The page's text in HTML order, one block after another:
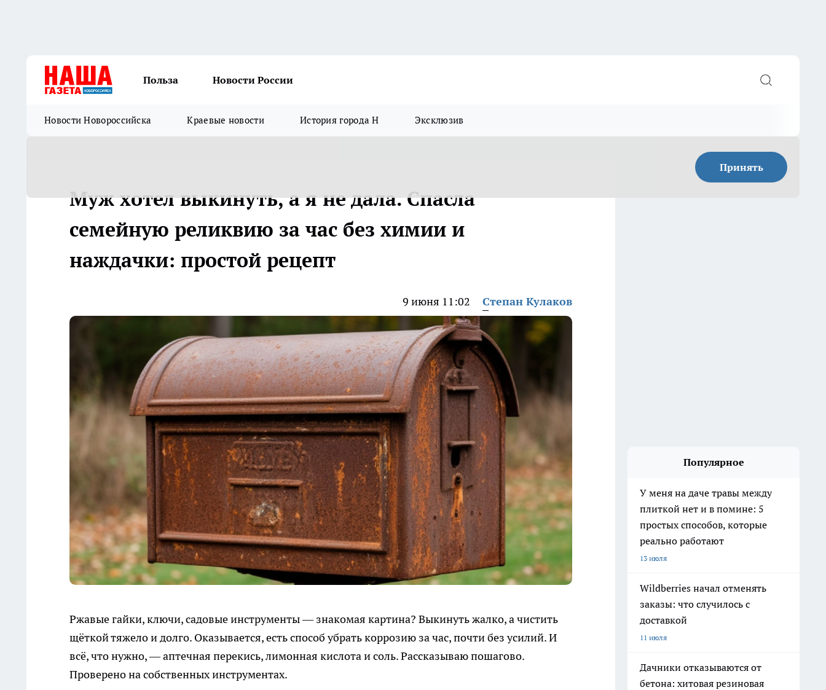
Польза Новости России
Новости Новороссийска Краевые новости История города Н Эксклюзив
Принять
Муж хотел выкинуть, а я не дала. Спасла
семейную реликвию за час без химии и
наждачки: простой рецепт
9 июня 11:02 Степан Кулаков
Ржавые гайки, ключи, садовые инструменты — знакомая картина? Выкинуть жалко, а чистить
щёткой тяжело и долго. Оказывается, есть способ убрать коррозию за час, почти без усилий. И
всё, что нужно, — аптечная перекись, лимонная кислота и соль. Рассказываю пошагово.
Проверено на собственных инструментах.
Популярное
У меня на даче травы между
плиткой нет и в помине: 5
простых способов, которые
реально работают
13 июля
Wildberries начал отменять
заказы: что случилось с
доставкой
11 июля
Дачники отказываются от
бетона: хитовая резиновая